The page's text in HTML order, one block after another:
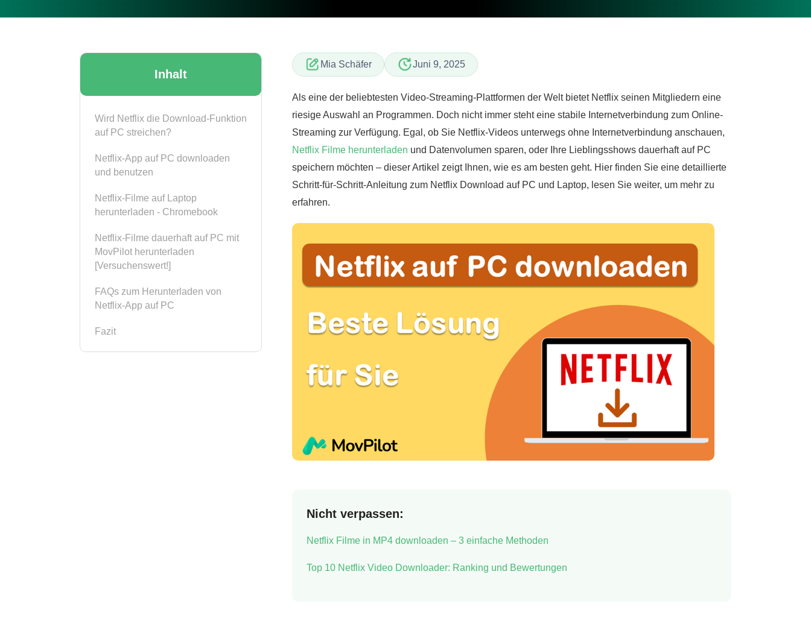
Inhalt
Wird Netflix die Download-Funktion
auf PC streichen?
Netflix-App auf PC downloaden
und benutzen
Netflix-Filme auf Laptop
herunterladen - Chromebook
Netflix-Filme dauerhaft auf PC mit
MovPilot herunterladen
[Versuchenswert!]
FAQs zum Herunterladen von
Netflix-App auf PC
Fazit
Mia Schäfer Juni 9, 2025
Als eine der beliebtesten Video-Streaming-Plattformen der Welt bietet Netflix seinen Mitgliedern eine
riesige Auswahl an Programmen. Doch nicht immer steht eine stabile Internetverbindung zum Online-
Streaming zur Verfügung. Egal, ob Sie Netflix-Videos unterwegs ohne Internetverbindung anschauen,
Netflix Filme herunterladen und Datenvolumen sparen, oder Ihre Lieblingsshows dauerhaft auf PC
speichern möchten – dieser Artikel zeigt Ihnen, wie es am besten geht. Hier finden Sie eine detaillierte
Schritt-für-Schritt-Anleitung zum Netflix Download auf PC und Laptop, lesen Sie weiter, um mehr zu
erfahren.
Nicht verpassen:
Netflix Filme in MP4 downloaden – 3 einfache Methoden
Top 10 Netflix Video Downloader: Ranking und Bewertungen